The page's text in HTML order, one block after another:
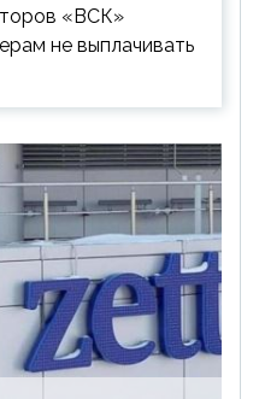
«ВСК»
не выплачивать